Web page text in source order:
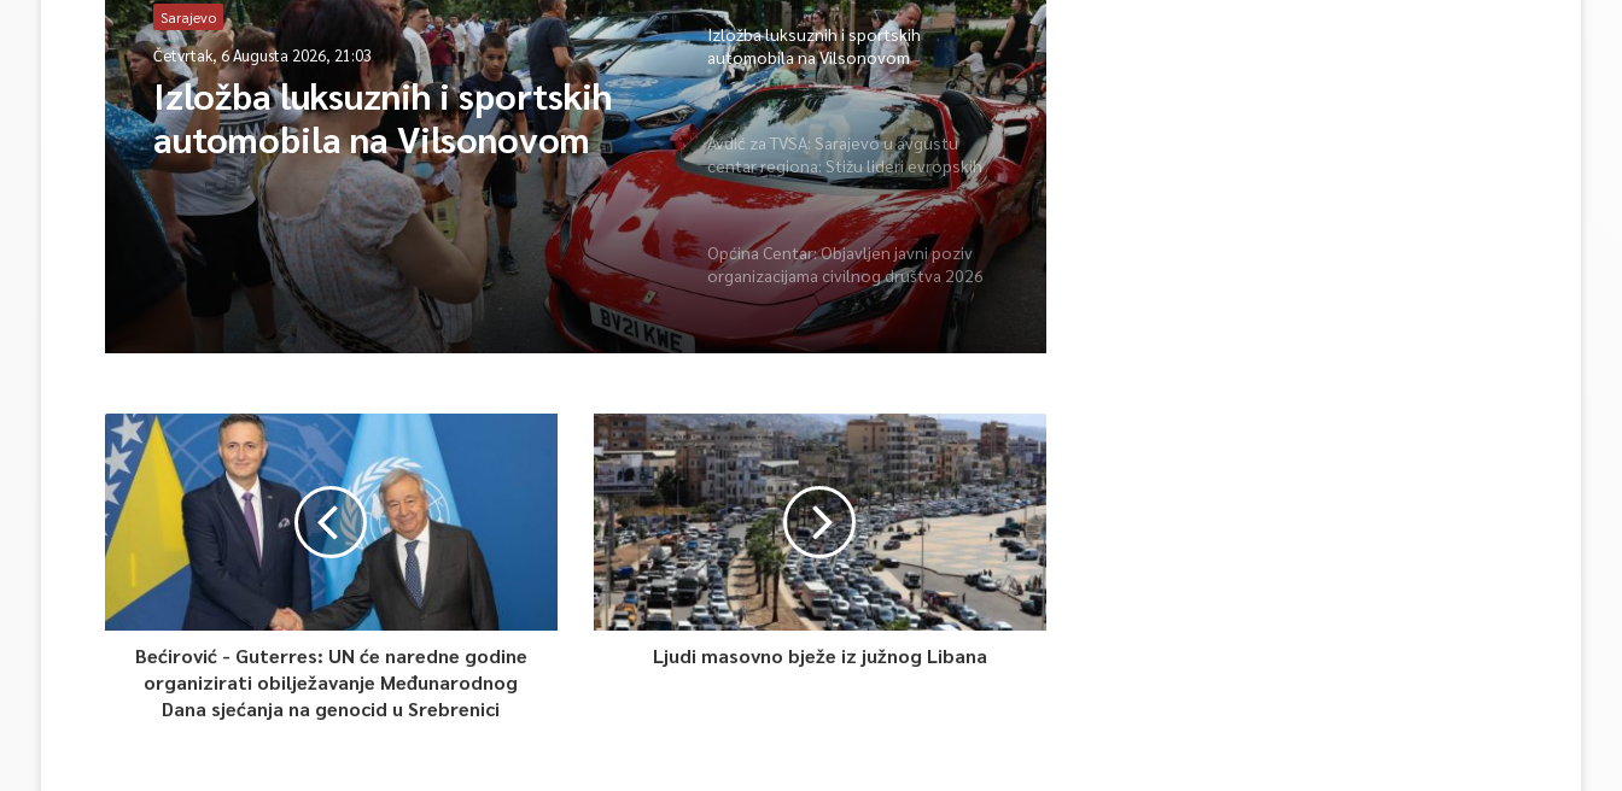
Sarajevo
Četvrtak, 6 Augusta 2026, 21:03
Izložba luksuznih i sportskih
automobila na Vilsonovom
Izložba luksuznih i sportskih
automobila na Vilsonovom
Avdić za TVSA: Sarajevo u avgustu
centar regiona: Stižu lideri evropskih
gradova
Općina Centar: Objavljen javni poziv
organizacijama civilnog društva 2026
Bećirović - Guterres: UN će naredne godine
organizirati obilježavanje Međunarodnog
Dana sjećanja na genocid u Srebrenici
Ljudi masovno bježe iz južnog Libana